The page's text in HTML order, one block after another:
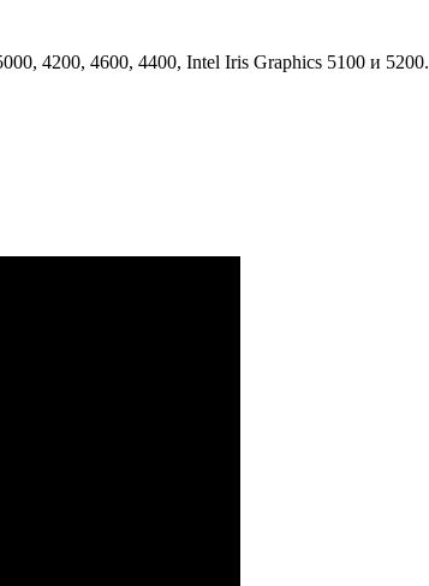
4200, 4600, 4400, Intel Iris Graphics 5100 и 5200.